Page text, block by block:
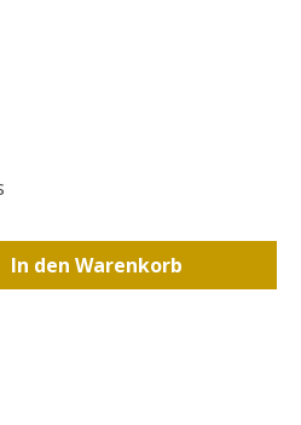
Wert
In den Warenkorb